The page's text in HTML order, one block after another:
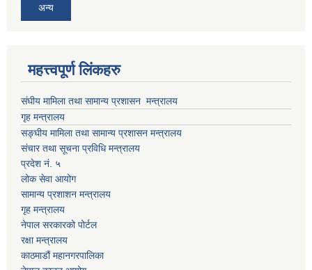
अन्य
महत्त्वपूर्ण लिंकहरु
संघीय मामिला तथा सामान्य प्रशासन मन्त्रालय
गृह मन्त्रालय
सङ्घीय मामिला तथा सामान्य प्रशासन मन्त्रालय
संचार तथा सूचना प्रविधि मन्त्रालय
प्रदेश नं. ५
लोक सेवा आयोग
सामान्य प्रशाशन मन्त्रालय
गृह मन्त्रालय
नेपाल सरकारको पोर्टल
रक्षा मन्त्रालय
काठमाडौं महानगरपालिका